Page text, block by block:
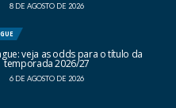
8 DE AGOSTO DE 2026
veja as odds para o título da
temporada 2026/27
6 DE AGOSTO DE 2026